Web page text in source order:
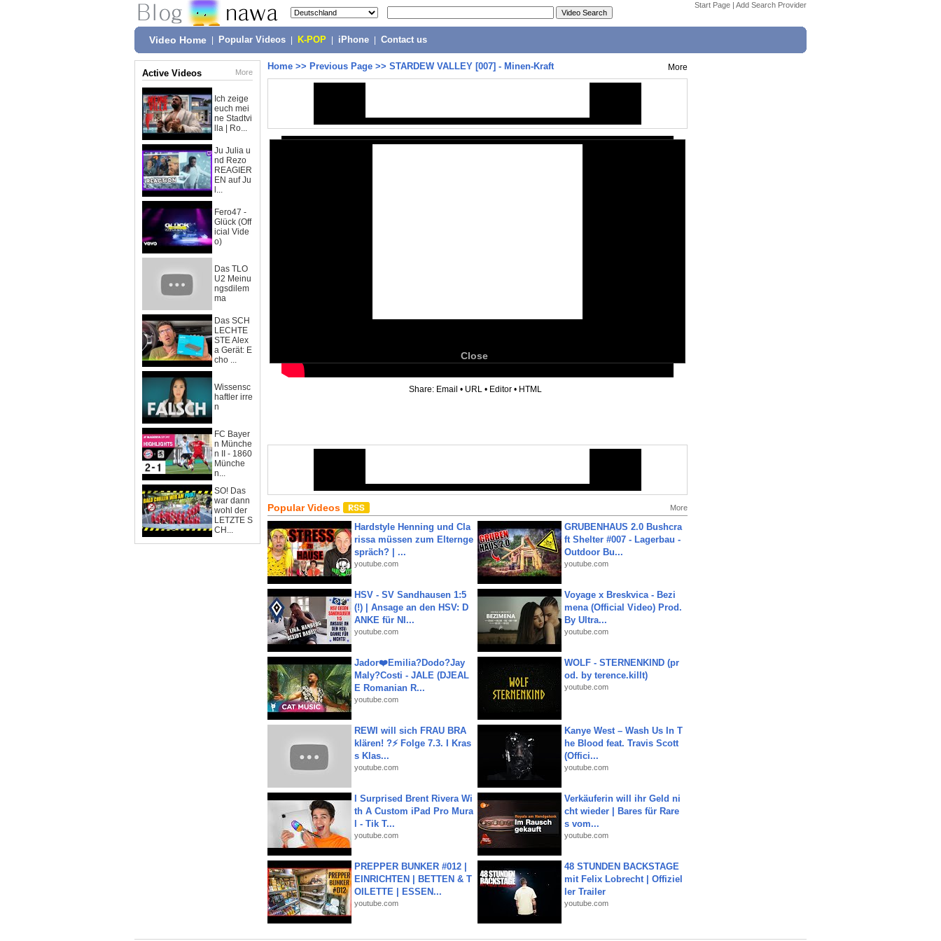
Start Page | Add Search Provider
Video Home Popular Videos K-POP iPhone Contact us
Active Videos More
Ich zeige
euch mei
ne Stadtvi
lla | Ro...
Ju Julia u
nd Rezo
REAGIER
EN auf Ju
l...
Fero47 -
Glück (Off
icial Vide
o)
Das TLO
U2 Meinu
ngsdilem
ma
Das SCH
LECHTE
STE Alex
a Gerät: E
cho ...
Wissensc
haftler irre
n
FC Bayer
n Münche
n II - 1860
Münche
n...
SO! Das
war dann
wohl der
LETZTE S
CH...
Home >> Previous Page >> STARDEW VALLEY [007] - Minen-Kraft More
Close
Share: Email • URL • Editor • HTML
Popular Videos More
Hardstyle Henning und Cla
rissa müssen zum Elternge
spräch? | ...
youtube.com
GRUBENHAUS 2.0 Bushcra
ft Shelter #007 - Lagerbau -
Outdoor Bu...
youtube.com
HSV - SV Sandhausen 1:5
(!) | Ansage an den HSV: D
ANKE für NI...
youtube.com
Voyage x Breskvica - Bezi
mena (Official Video) Prod.
By Ultra...
youtube.com
Jador❤️Emilia?Dodo?Jay
Maly?Costi - JALE (DJEAL
E Romanian R...
youtube.com
WOLF - STERNENKIND (pr
od. by terence.killt)
youtube.com
REWI will sich FRAU BRA
klären! ?⚡️ Folge 7.3. I Kras
s Klas...
youtube.com
Kanye West – Wash Us In T
he Blood feat. Travis Scott
(Offici...
youtube.com
I Surprised Brent Rivera Wi
th A Custom iPad Pro Mura
l - Tik T...
youtube.com
Verkäuferin will ihr Geld ni
cht wieder | Bares für Rare
s vom...
youtube.com
PREPPER BUNKER #012 |
EINRICHTEN | BETTEN & T
OILETTE | ESSEN...
youtube.com
48 STUNDEN BACKSTAGE
mit Felix Lobrecht | Offiziel
ler Trailer
youtube.com